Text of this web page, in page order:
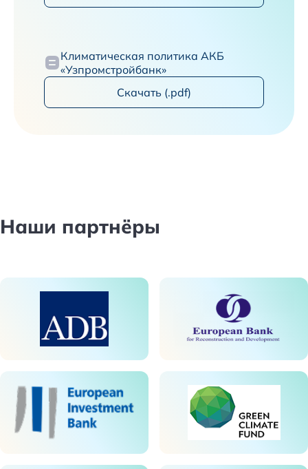
Климатическая политика АКБ
«Узпромстройбанк»
Скачать (.pdf)
Наши партнёры